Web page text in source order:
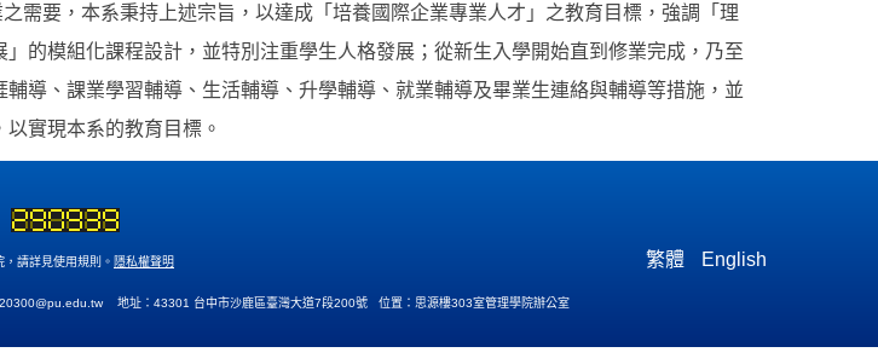
要，本系秉持上述宗旨，以達成「培養國際企業專業人才」之教育目標，強調「理
的模組化課程設計，並特別注重學生人格發展；從新生入學開始直到修業完成，乃至
導、課業學習輔導、生活輔導、升學輔導、就業輔導及畢業生連絡與輔導等措施，並
實現本系的教育目標。
繁體 English
請詳見使用規則。 隱私權聲明
地址：43301 台中市沙鹿區臺灣大道7段200號 位置：思源樓303室管理學院辦公室